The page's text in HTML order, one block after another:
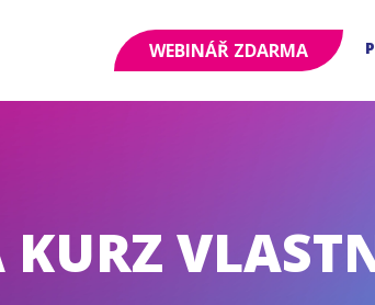
WEBINÁŘ ZDARMA
KURZ